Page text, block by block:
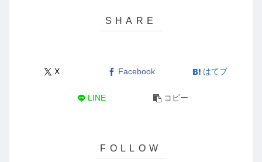
X Facebook はてブ
LINE コピー